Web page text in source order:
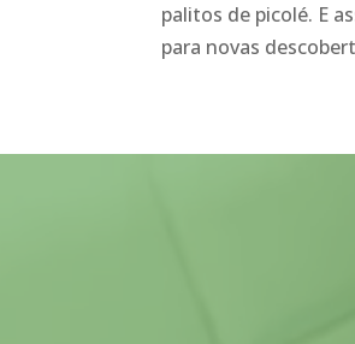
palitos de picolé. E
para novas